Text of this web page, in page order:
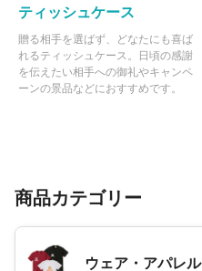
ティッシュケース
贈る相手を選ばず、どなたにも喜ば
れるティッシュケース。日頃の感謝
を伝えたい相手への御礼やキャンペ
ーンの景品などにおすすめです。
商品カテゴリー
ウェア・アパレル